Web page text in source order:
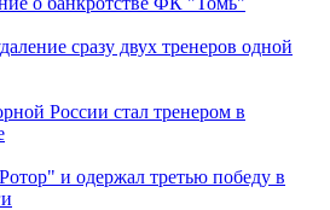
сразу двух тренеров одной
России стал тренером в
и одержал третью победу в